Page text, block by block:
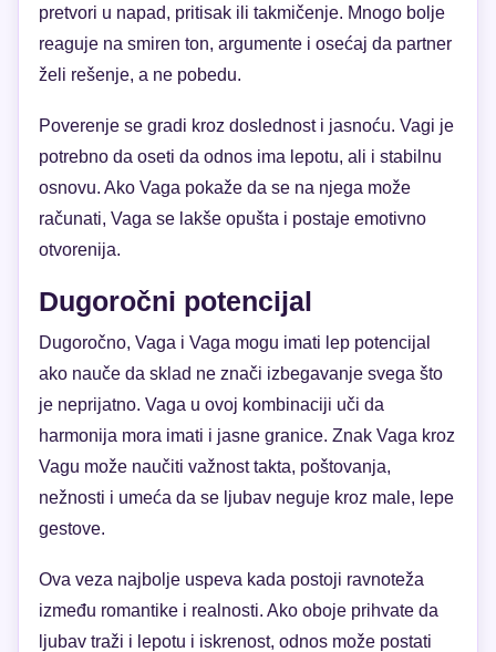
pretvori u napad, pritisak ili takmičenje. Mnogo bolje
reaguje na smiren ton, argumente i osećaj da partner
želi rešenje, a ne pobedu.
Poverenje se gradi kroz doslednost i jasnoću. Vagi je
potrebno da oseti da odnos ima lepotu, ali i stabilnu
osnovu. Ako Vaga pokaže da se na njega može
računati, Vaga se lakše opušta i postaje emotivno
otvorenija.
Dugoročni potencijal
Dugoročno, Vaga i Vaga mogu imati lep potencijal
ako nauče da sklad ne znači izbegavanje svega što
je neprijatno. Vaga u ovoj kombinaciji uči da
harmonija mora imati i jasne granice. Znak Vaga kroz
Vagu može naučiti važnost takta, poštovanja,
nežnosti i umeća da se ljubav neguje kroz male, lepe
gestove.
Ova veza najbolje uspeva kada postoji ravnoteža
između romantike i realnosti. Ako oboje prihvate da
ljubav traži i lepotu i iskrenost, odnos može postati